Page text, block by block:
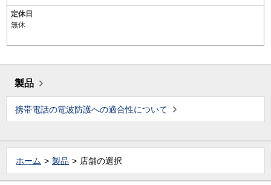
定休日
無休
製品
携帯電話の電波防護への適合性について
ホーム 製品 店舗の選択